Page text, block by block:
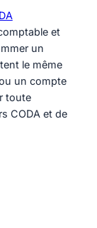
et
un
le même
un compte
toute
CODA et de